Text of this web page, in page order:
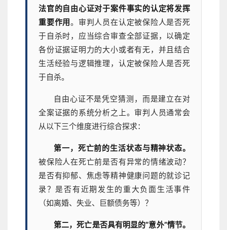
法官的自由心证对于案件事实的认定将发挥
重要作用。审判人员在认定被保险人是否死
于自杀时，应当综合审查全部证据，以确定
各份证据证明力的大小或者有无，并且结合
生活经验与逻辑推理，认定被保险人是否死
于自杀。
自由心证不是凭空猜测，而是建立在对
全案证据的系统分析之上。审判人员通常会
从以下三个维度进行综合探求：
第一，死亡前的生活状态与精神状态。
被保险人在死亡前是否有异常的情绪波动？
是否有抑郁、焦虑等精神健康问题的就诊记
录？是否有近期发生的重大负面生活事件
（如离婚、失业、巨额债务等）？
第二，死亡是否具有明显的“意外”情节。